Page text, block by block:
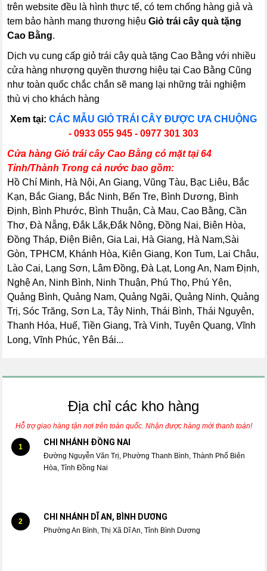
trên website đều là hình thực tế, có tem chống hàng giả và
tem bảo hành mang thương hiệuGiỏ trái cây quà tặng
Cao Bằng.
Dịch vụ cung cấp giỏ trái cây quà tặng Cao Bằng với nhiều
cửa hàng nhượng quyền thương hiệu tại Cao Bằng Cũng
như toàn quốc chắc chắn sẽ mang lại những trải nghiệm
thù vị cho khách hàng
Xem tại: CÁC MẪU GIỎ TRÁI CÂY ĐƯỢC ƯA CHUỘNG
- 0933 055 945 - 0977 301 303
Cửa hàng Giỏ trái cây Cao Bằng có mặt tại 64
Tỉnh/Thành Trong cả nước bao gồm:
Hồ Chí Minh, Hà Nội, An Giang, Vũng Tàu, Bạc Liêu, Bắc
Kạn, Bắc Giang, Bắc Ninh, Bến Tre, Bình Dương, Bình
Định, Bình Phước, Bình Thuận, Cà Mau, Cao Bằng, Cần
Thơ, Đà Nẵng, Đắk Lắk,Đắk Nông, Đồng Nai, Biên Hòa,
Đồng Tháp, Điện Biên, Gia Lai, Hà Giang, Hà Nam,Sài
Gòn, TPHCM, Khánh Hòa, Kiên Giang, Kon Tum, Lai Châu,
Lào Cai, Lạng Sơn, Lâm Đồng, Đà Lạt, Long An, Nam Định,
Nghệ An, Ninh Bình, Ninh Thuận, Phú Thọ, Phú Yên,
Quảng Bình, Quảng Nam, Quảng Ngãi, Quảng Ninh, Quảng
Trị, Sóc Trăng, Sơn La, Tây Ninh, Thái Bình, Thái Nguyên,
Thanh Hóa, Huế, Tiền Giang, Trà Vinh, Tuyên Quang, Vĩnh
Long, Vĩnh Phúc, Yên Bái...
Địa chỉ các kho hàng
Hỗ trợ giao hàng tận nơi trên toàn quốc. Nhận được hàng mới thanh toán!
1 CHI NHÁNH ĐỒNG NAI
Đường Nguyễn Văn Trị, Phường Thanh Bình, Thành Phố Biên
Hòa, Tỉnh Đồng Nai
2 CHI NHÁNH DĨ AN, BÌNH DƯƠNG
Phường An Bình, Thị Xã Dĩ An, Tỉnh Bình Dương